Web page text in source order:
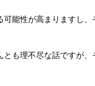
能性が高まりますし
も理不尽な話ですが